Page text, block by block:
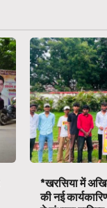
*खरसिया में अखिल
की नई